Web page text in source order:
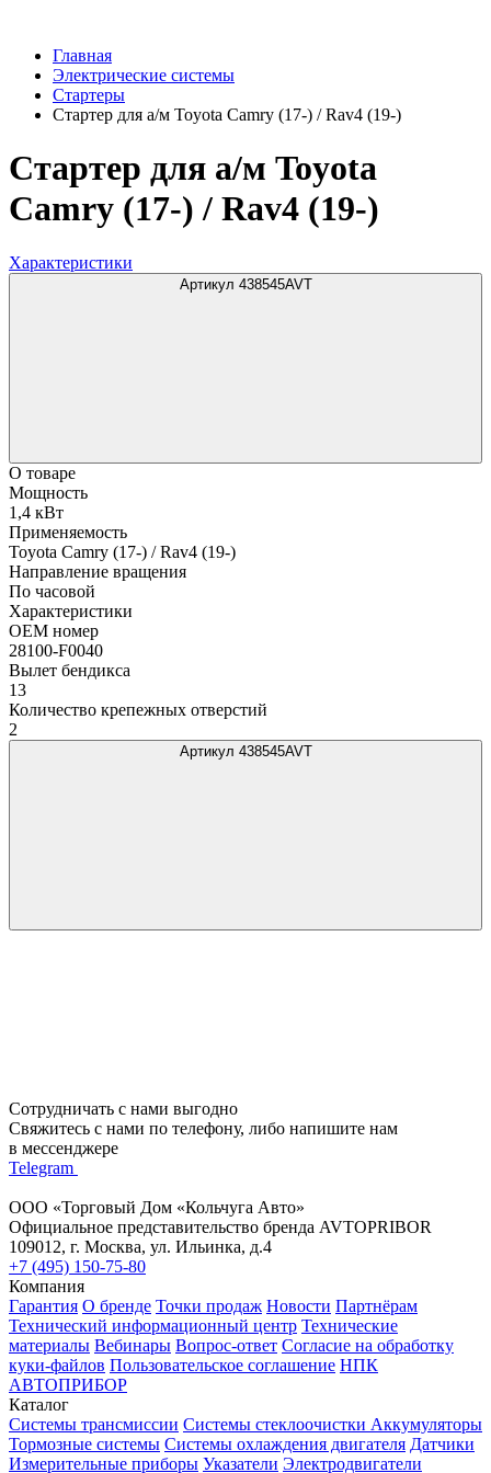
Главная
Электрические системы
Стартеры
Стартер для а/м Toyota Camry (17-) / Rav4 (19-)
Стартер для а/м Toyota
Camry (17-) / Rav4 (19-)
Характеристики
Артикул 438545AVT
О товаре
Мощность
1,4 кВт
Применяемость
Toyota Camry (17-) / Rav4 (19-)
Направление вращения
По часовой
Характеристики
OEM номер
28100-F0040
Вылет бендикса
13
Количество крепежных отверстий
2
Артикул 438545AVT
Сотрудничать с нами выгодно
Свяжитесь с нами по телефону, либо напишите нам
в мессенджере
Telegram
ООО «Торговый Дом «Кольчуга Авто»
Официальное представительство бренда AVTOPRIBOR
109012, г. Москва, ул. Ильинка, д.4
+7 (495) 150-75-80
Компания
Гарантия О бренде Точки продаж Новости Партнёрам
Технический информационный центр Технические
материалы Вебинары Вопрос-ответ Согласие на обработку
куки-файлов Пользовательское соглашение НПК
АВТОПРИБОР
Каталог
Системы трансмиссии Системы стеклоочистки Аккумуляторы
Тормозные системы Системы охлаждения двигателя Датчики
Измерительные приборы Указатели Электродвигатели